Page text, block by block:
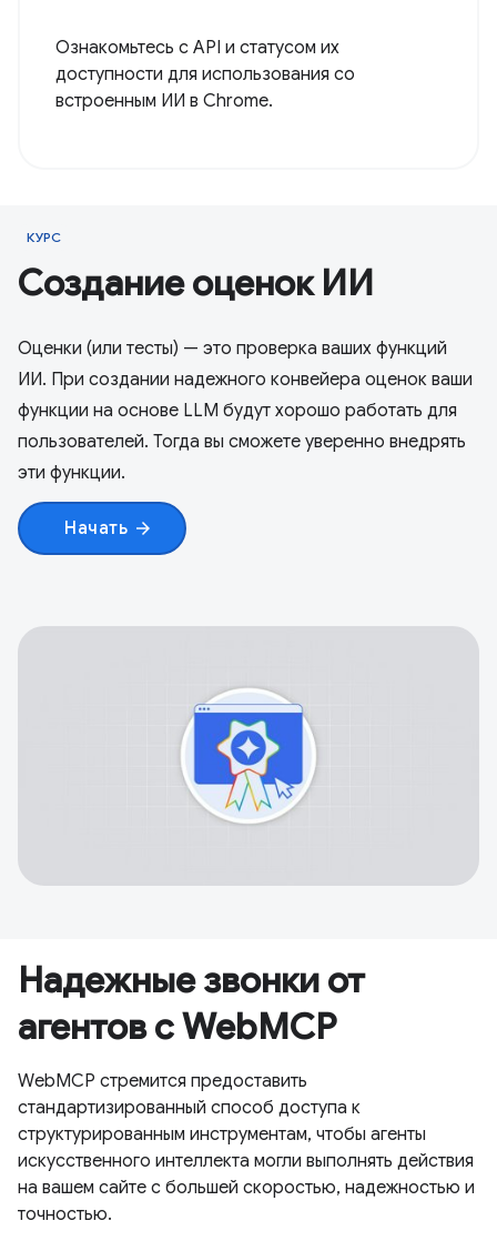
Ознакомьтесь с API и статусом их
доступности для использования со
встроенным ИИ в Chrome.
КУРС
Создание оценок ИИ
Оценки (или тесты) — это проверка ваших функций
ИИ. При создании надежного конвейера оценок ваши
функции на основе LLM будут хорошо работать для
пользователей. Тогда вы сможете уверенно внедрять
эти функции.
Начать arrow_forward
Надежные звонки от
агентов с WebMCP
WebMCP стремится предоставить
стандартизированный способ доступа к
структурированным инструментам, чтобы агенты
искусственного интеллекта могли выполнять действия
на вашем сайте с большей скоростью, надежностью и
точностью.